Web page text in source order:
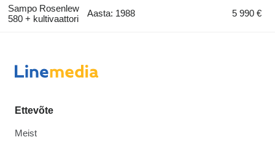
Sampo Rosenlew
580 + kultivaattori
Aasta: 1988 5 990 €
Ettevõte
Meist